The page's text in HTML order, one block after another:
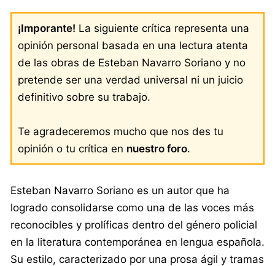
¡Imporante! La siguiente crítica representa una
opinión personal basada en una lectura atenta
de las obras de Esteban Navarro Soriano y no
pretende ser una verdad universal ni un juicio
definitivo sobre su trabajo.
Te agradeceremos mucho que nos des tu
opinión o tu crítica en nuestro foro.
Esteban Navarro Soriano es un autor que ha
logrado consolidarse como una de las voces más
reconocibles y prolíficas dentro del género policial
en la literatura contemporánea en lengua española.
Su estilo, caracterizado por una prosa ágil y tramas